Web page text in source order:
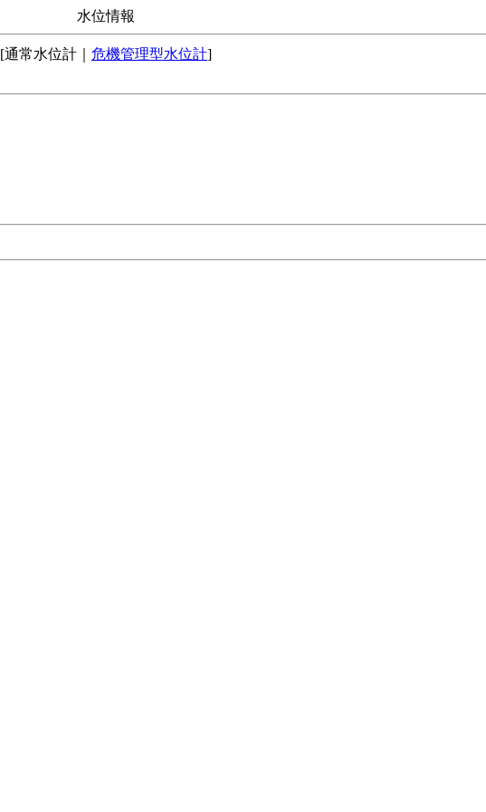
水位情報
[通常水位計｜ 危機管理型水位計]